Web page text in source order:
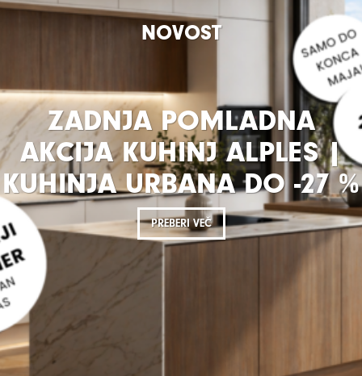
NOVOST
ZADNJA POMLADNA
AKCIJA KUHINJ ALPLES |
KUHINJA URBANA DO -27 %
PREBERI VEČ